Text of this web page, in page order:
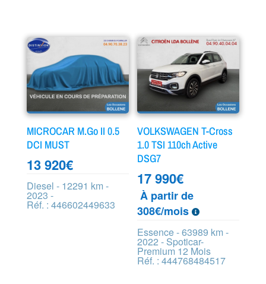
MICROCAR M.Go II 0.5
DCI MUST
13 920€
Diesel - 12291 km -
2023 -
Réf. : 446602449633
VOLKSWAGEN T-Cross
1.0 TSI 110ch Active
DSG7
17 990€
À partir de
308€/mois
Essence - 63989 km -
2022 - Spoticar-
Premium 12 Mois
Réf. : 444768484517